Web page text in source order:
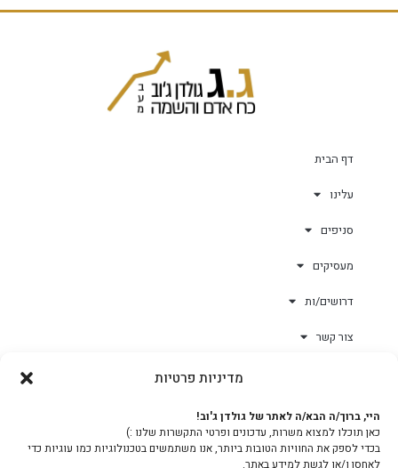
מדיניות פרטיות
היי, ברוך/ה הבא/ה לאתר של גולדן ג'וב!
כאן תוכלו למצוא משרות, עדכונים ופרטי התקשרות שלנו :)
בכדי לספק את החוויות הטובות ביותר, אנו משתמשים בטכנולוגיות כמו עוגיות כדי
לאחסן ו/או לגשת למידע באתר.
דף הבית
עלינו
סניפים
מעסיקים
דרושים/ות
צור קשר
צוות